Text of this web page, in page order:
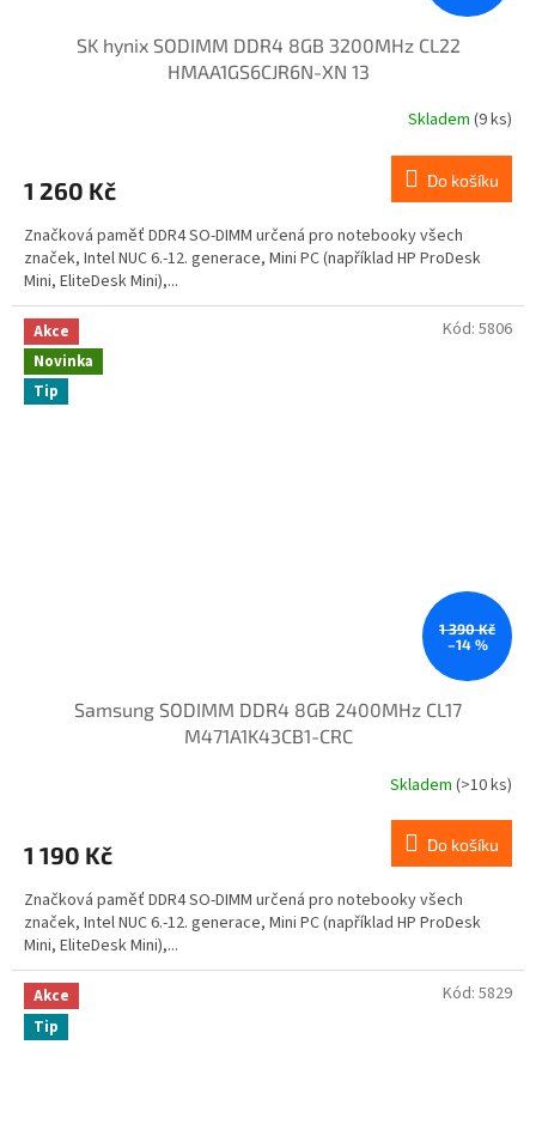
SK hynix SODIMM DDR4 8GB 3200MHz CL22
HMAA1GS6CJR6N-XN 13
Skladem (9 ks)
1 260 Kč Do košíku
Značková paměť DDR4 SO-DIMM určená pro notebooky všech
značek, Intel NUC 6.-12. generace, Mini PC (například HP ProDesk
Mini, EliteDesk Mini),...
Akce
Novinka
Tip
1 390 Kč
–14 %
Samsung SODIMM DDR4 8GB 2400MHz CL17
M471A1K43CB1-CRC
Skladem (>10 ks)
1 190 Kč Do košíku
Značková paměť DDR4 SO-DIMM určená pro notebooky všech
značek, Intel NUC 6.-12. generace, Mini PC (například HP ProDesk
Mini, EliteDesk Mini),...
Kód: 5806
Akce
Tip
Kód: 5829